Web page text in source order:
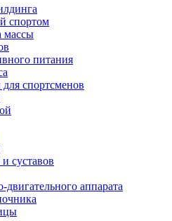
спортом
массы
питания
спортсменов
суставов
двигательного аппарата